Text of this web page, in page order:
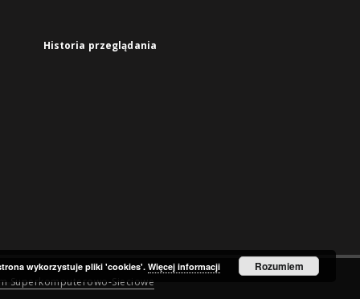
Historia przeglądania
Superkomputerowo-Sieciowe
wykorzystuje pliki 'cookies'.Więcej informacji Rozumiem